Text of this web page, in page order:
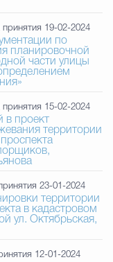
принятия 19-02-2024
по
планировочной
части улицы
принятия 15-02-2024
в проект
территории
23-01-2024
территории
ул. Октябрьская,
12-01-2024